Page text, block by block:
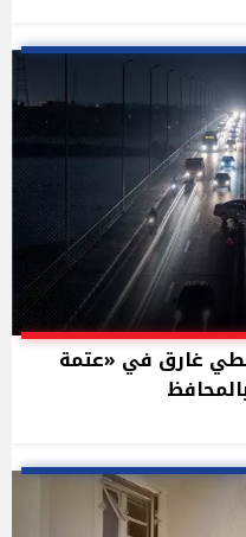
غارق في «عتمة